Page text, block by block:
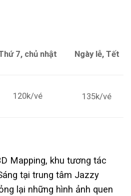
7, chủ nhật Ngày lễ, Tết
120k/vé 135k/vé
Mapping, khu tương tác
tại trung tâm Jazzy
lại những hình ảnh quen